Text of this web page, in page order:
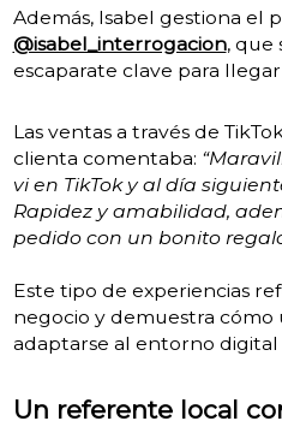
Además, Isabel gestiona el
@isabel_interrogacion, que
escaparate clave para
Las ventas a través de
clienta comentaba:
vi en TikTok y al día
Rapidez y amabilidad,
pedido con un bonito
Este tipo de experiencias
negocio y demuestra
adaptarse al entorno digital
Un referente local